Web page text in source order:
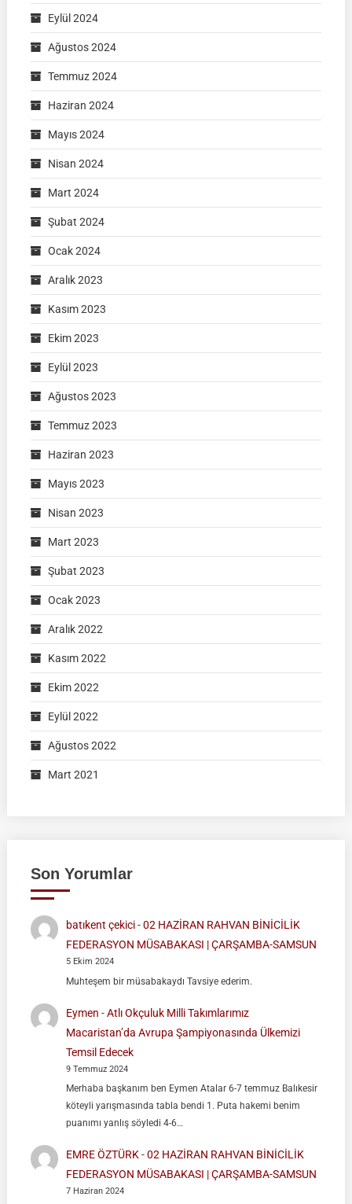
Eylül 2024
Ağustos 2024
Temmuz 2024
Haziran 2024
Mayıs 2024
Nisan 2024
Mart 2024
Şubat 2024
Ocak 2024
Aralık 2023
Kasım 2023
Ekim 2023
Eylül 2023
Ağustos 2023
Temmuz 2023
Haziran 2023
Mayıs 2023
Nisan 2023
Mart 2023
Şubat 2023
Ocak 2023
Aralık 2022
Kasım 2022
Ekim 2022
Eylül 2022
Ağustos 2022
Mart 2021
Son Yorumlar
batıkent çekici-02 HAZİRAN RAHVAN BİNİCİLİK
FEDERASYON MÜSABAKASI | ÇARŞAMBA-SAMSUN
5 Ekim 2024
Muhteşem bir müsabakaydı Tavsiye ederim.
Eymen -Atlı Okçuluk Milli Takımlarımız
Macaristan’da Avrupa Şampiyonasında Ülkemizi
Temsil Edecek
9 Temmuz 2024
Merhaba başkanım ben Eymen Atalar 6-7 temmuz Balıkesir
köteyli yarışmasında tabla bendi 1. Puta hakemi benim
puanımı yanlış söyledi 4-6…
EMRE ÖZTÜRK-02 HAZİRAN RAHVAN BİNİCİLİK
FEDERASYON MÜSABAKASI | ÇARŞAMBA-SAMSUN
7 Haziran 2024